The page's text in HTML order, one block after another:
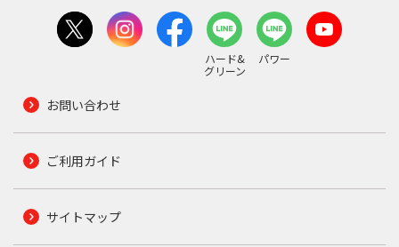
ハード&
グリーン
パワー
お問い合わせ
ご利用ガイド
サイトマップ